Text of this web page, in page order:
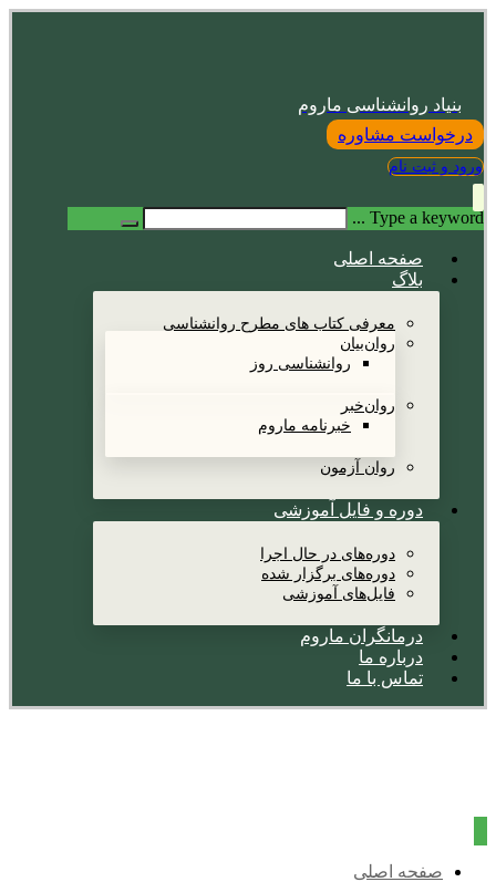
بنیاد روانشناسی ماروم
درخواست مشاوره
ورود و ثبت نام
Type a keyword ...
صفحه اصلی
بلاگ
معرفی کتاب های مطرح روانشناسی
روان‌بیان
روانشناسی روز
روان‌خبر
خبرنامه ماروم
روان آزمون
دوره و فایل آموزشی
دوره‌های در حال اجرا
دوره‌های برگزار شده
فایل‌های آموزشی
درمانگران ماروم
درباره ما
تماس با ما
صفحه اصلی